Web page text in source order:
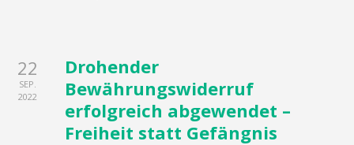
22
SEP.
2022
Drohender
Bewährungswiderruf
erfolgreich abgewendet –
Freiheit statt Gefängnis